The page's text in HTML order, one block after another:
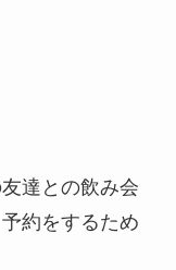
達との飲み会
約をするため